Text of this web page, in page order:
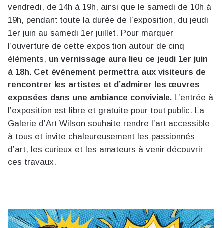
vendredi, de 14h à 19h, ainsi que le samedi de 10h à
19h, pendant toute la durée de l’exposition, du jeudi
1er juin au samedi 1er juillet. Pour marquer
l’ouverture de cette exposition autour de cinq
éléments, un vernissage aura lieu ce jeudi 1er juin
à 18h. Cet événement permettra aux visiteurs de
rencontrer les artistes et d’admirer les œuvres
exposées dans une ambiance conviviale. L’entrée à
l’exposition est libre et gratuite pour tout public. La
Galerie d’Art Wilson souhaite rendre l’art accessible
à tous et invite chaleureusement les passionnés
d’art, les curieux et les amateurs à venir découvrir
ces travaux.